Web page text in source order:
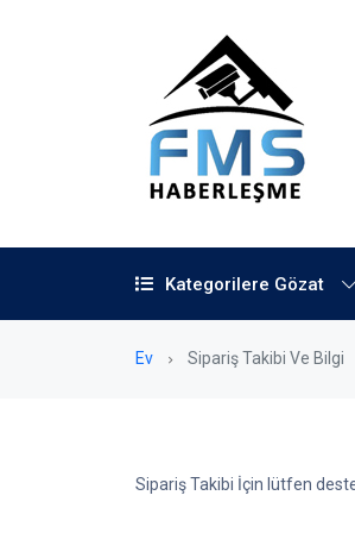
Kategorilere Gözat
Ev Sipariş Takibi Ve Bilgi
Sipariş Takibi İçin lütfen